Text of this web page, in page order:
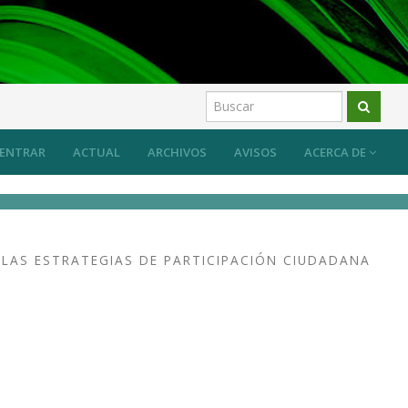
ACTUAL ARCHIVOS AVISOS ACERCA DE
ENTRAR
LAS ESTRATEGIAS DE PARTICIPACIÓN CIUDADANA